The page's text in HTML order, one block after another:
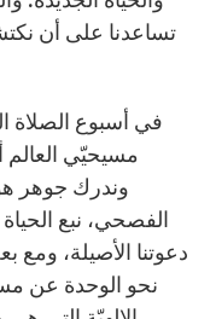
تساعدنا على أن
مسيحيّي العالم
وندرك جوهر
الفصحي، نبع
دعوتنا الأصيلة، ومع
نحو الوحدة عن